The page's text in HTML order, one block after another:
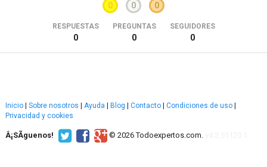
0 0 0
RESPUESTAS
0
PREGUNTAS
0
SEGUIDORES
0
Inicio Sobre nosotros Ayuda Blog Contacto Condiciones de uso
Privacidad y cookies
Â¡SÃ­guenos! © 2026 Todoexpertos.com.